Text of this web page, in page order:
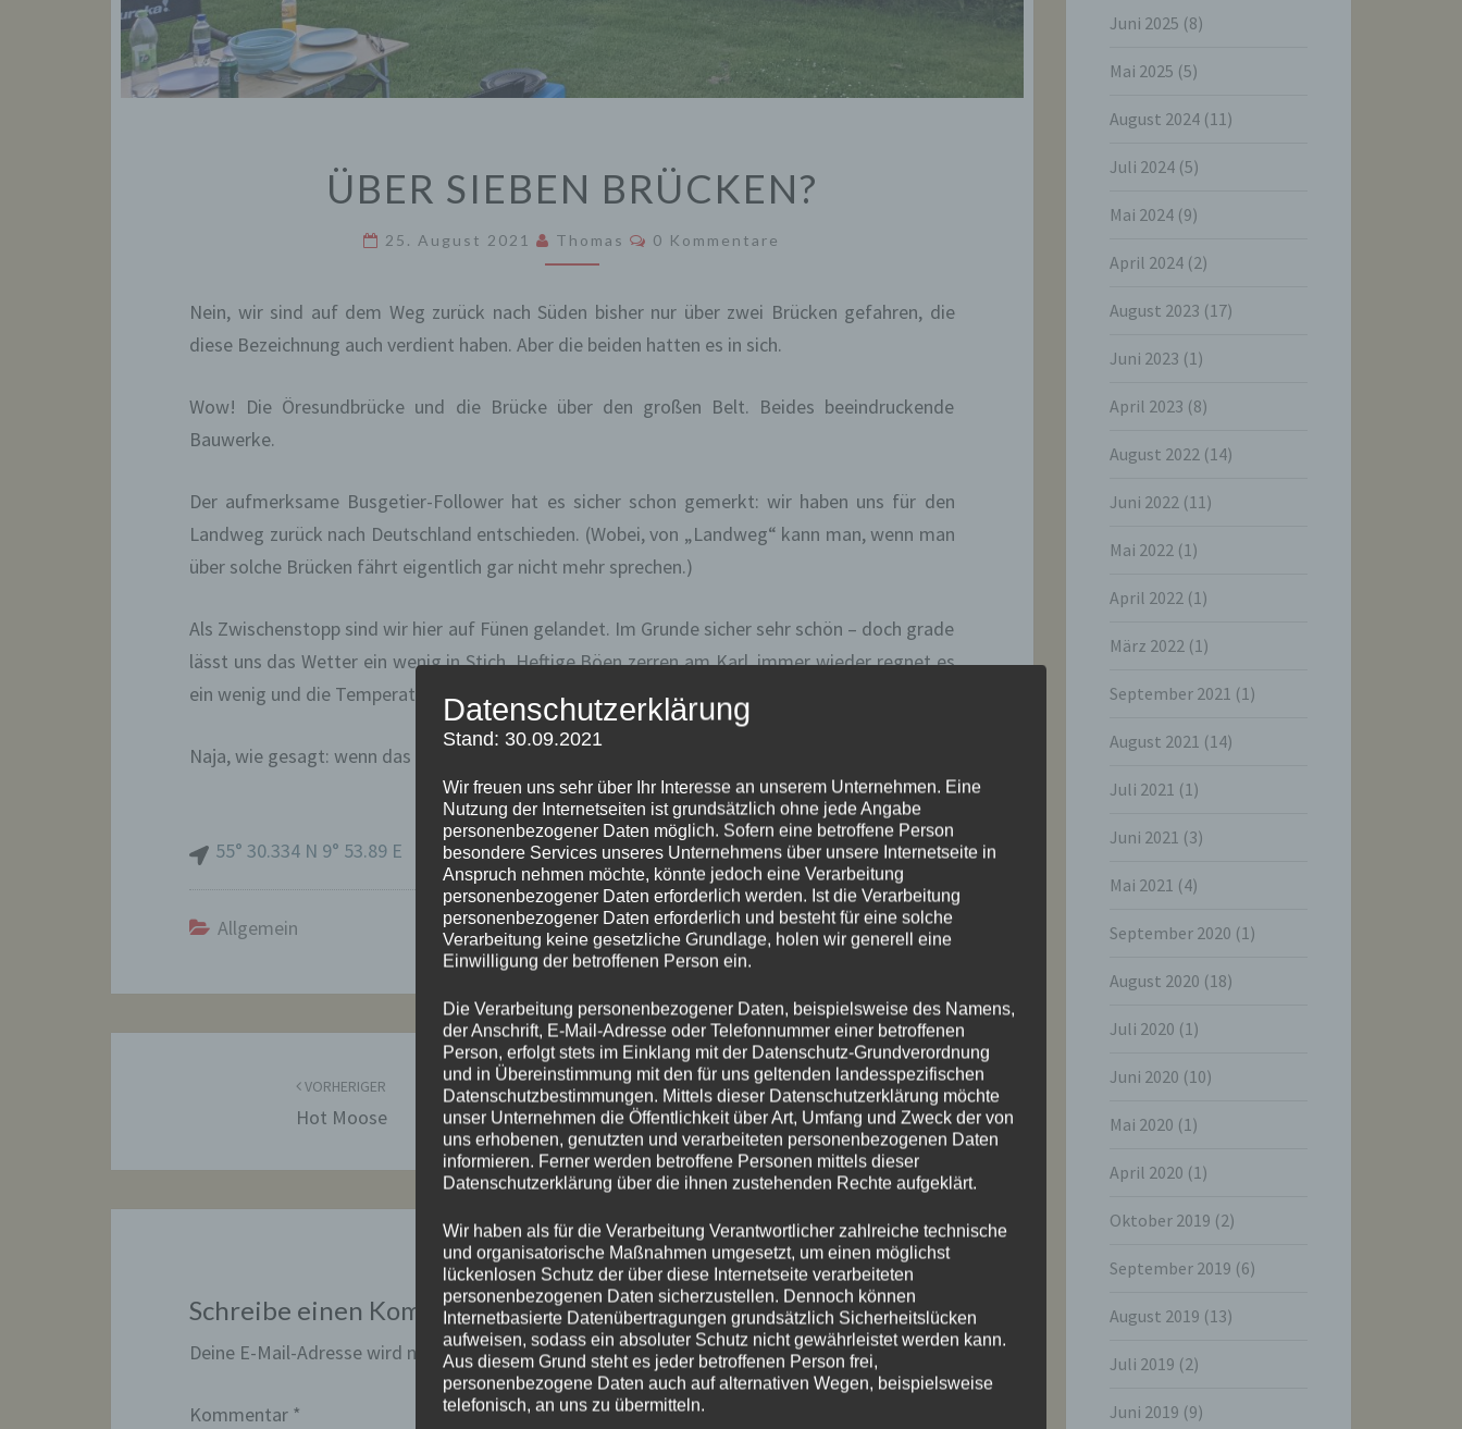
SIEBEN
ÜBER SIEBEN BRÜCKEN?
25. August 2021 Thomas Kommentare
0 Kommentare
Nein, wir sind auf dem Weg zurück nach Süden bisher nur über zwei Brücken gefahren, die
diese Bezeichnung auch verdient haben. Aber die beiden hatten es in sich.
Wow! Die Öresundbrücke und die Brücke über den großen Belt. Beides beeindruckende
Bauwerke.
Der aufmerksame Busgetier-Follower hat es sicher schon gemerkt: wir haben uns für den
Landweg zurück nach Deutschland entschieden. (Wobei, von „Landweg“ kann man, wenn man
über solche Brücken fährt eigentlich gar nicht mehr sprechen.)
Als Zwischenstopp sind wir hier auf Fünen gelandet. Im Grunde sicher sehr schön – doch grade
lässt uns das Wetter ein wenig in Stich. Heftige Böen zerren am Karl, immer wieder regnet es
ein wenig und die Temperaturen klettern kaum über 15 Grad.
Naja, wie gesagt: wenn das Wasser wärmer ist raus die Luft … Pool am Platz hat schon was.
55° 30.334 N 9° 53.89 E
Allgemein
VORHERIGER
Hot Moose
NÄCHSTER
Warum Brunsbüttel?
Schreibe einen Kommentar
Deine E-Mail-Adresse wird nicht veröffentlicht.Erforderliche Felder sind mit*markiert
Kommentar *
Juni 2025 (8)
Mai 2025 (5)
August 2024(11)
Juli 2024(5)
Mai 2024(9)
April 2024(2)
August 2023 (17)
Juni 2023 (1)
April 2023 (8)
August 2022(14)
Juni 2022(11)
Mai 2022(1)
April 2022(1)
März 2022(1)
September 2021 (1)
August 2021 (14)
Juli 2021 (1)
Juni 2021 (3)
Mai 2021 (4)
September 2020 (1)
August 2020 (18)
Juli 2020 (1)
Juni 2020 (10)
Mai 2020 (1)
April 2020 (1)
Oktober 2019 (2)
September 2019 (6)
August 2019 (13)
Juli 2019 (2)
Juni 2019 (9)
Datenschutzerklärung
Stand: 30.09.2021
Wir freuen uns sehr über Ihr Interesse an unserem Unternehmen. Eine
Nutzung der Internetseiten ist grundsätzlich ohne jede Angabe
personenbezogener Daten möglich. Sofern eine betroffene Person
besondere Services unseres Unternehmens über unsere Internetseite in
Anspruch nehmen möchte, könnte jedoch eine Verarbeitung
personenbezogener Daten erforderlich werden. Ist die Verarbeitung
personenbezogener Daten erforderlich und besteht für eine solche
Verarbeitung keine gesetzliche Grundlage, holen wir generell eine
Einwilligung der betroffenen Person ein.
Die Verarbeitung personenbezogener Daten, beispielsweise des Namens,
der Anschrift, E-Mail-Adresse oder Telefonnummer einer betroffenen
Person, erfolgt stets im Einklang mit der Datenschutz-Grundverordnung
und in Übereinstimmung mit den für uns geltenden landesspezifischen
Datenschutzbestimmungen. Mittels dieser Datenschutzerklärung möchte
unser Unternehmen die Öffentlichkeit über Art, Umfang und Zweck der von
uns erhobenen, genutzten und verarbeiteten personenbezogenen Daten
informieren. Ferner werden betroffene Personen mittels dieser
Datenschutzerklärung über die ihnen zustehenden Rechte aufgeklärt.
Wir haben als für die Verarbeitung Verantwortlicher zahlreiche technische
und organisatorische Maßnahmen umgesetzt, um einen möglichst
lückenlosen Schutz der über diese Internetseite verarbeiteten
personenbezogenen Daten sicherzustellen. Dennoch können
Internetbasierte Datenübertragungen grundsätzlich Sicherheitslücken
aufweisen, sodass ein absoluter Schutz nicht gewährleistet werden kann.
Aus diesem Grund steht es jeder betroffenen Person frei,
personenbezogene Daten auch auf alternativen Wegen, beispielsweise
telefonisch, an uns zu übermitteln.